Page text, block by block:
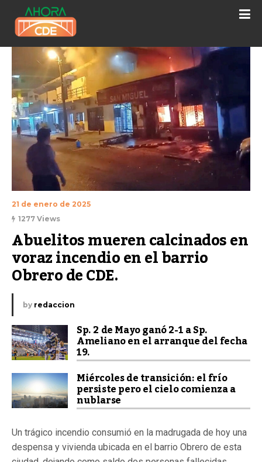
21 de enero de 2025
1277 Views
Abuelitos mueren calcinados en
voraz incendio en el barrio
Obrero de CDE.
by redaccion
Sp. 2 de Mayo ganó 2-1 a Sp.
Ameliano en el arranque del fecha
19.
Miércoles de transición: el frío
persiste pero el cielo comienza a
nublarse
Un trágico incendio consumió en la madrugada de hoy una
despensa y vivienda ubicada en el barrio Obrero de esta